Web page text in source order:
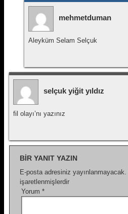
mehmetduman
Aleyküm Selam Selçuk
selçuk yiğit yıldız
fil olayı’nı yazınız
BIR YANIT YAZIN
E-posta adresiniz yayınlanmayacak.
işaretlenmişlerdir
Yorum *